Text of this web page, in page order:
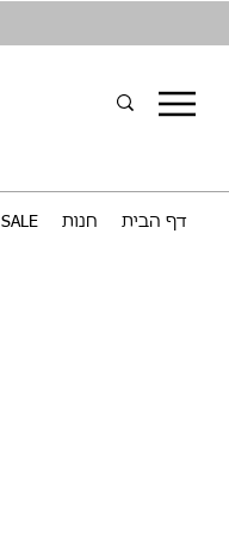
דף הבית חנות SALE